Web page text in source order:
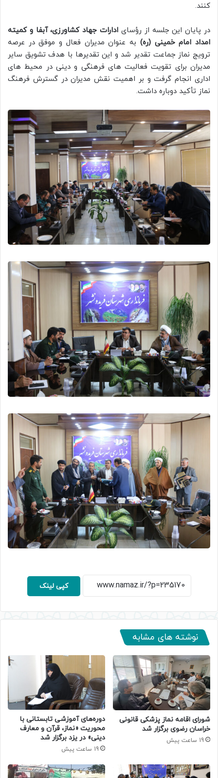
کنند.
در پایان این جلسه از رؤسای ادارات جهاد کشاورزی، آبفا و کمیته
امداد امام خمینی (ره) به عنوان مدیران فعال و موفق در عرصه
ترویج نماز جماعت تقدیر شد و این تقدیرها با هدف تشویق سایر
مدیران برای تقویت فعالیت های فرهنگی و دینی در محیط های
اداری انجام گرفت و بر اهمیت نقش مدیران در گسترش فرهنگ
نماز تأکید دوباره داشت.
کپی لینک
نوشته های مشابه
شورای اقامه نماز پزشکی قانونی
خراسان رضوی برگزار شد
19 ساعت پیش
دوره‌های آموزشی تابستانی با
محوریت «نماز، قرآن و معارف
دینی» در یزد برگزار شد
19 ساعت پیش